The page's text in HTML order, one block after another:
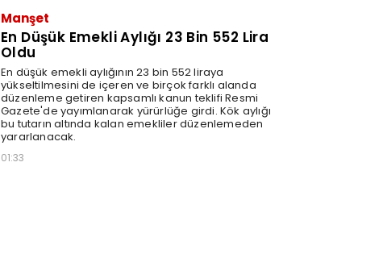
Manşet
En Düşük Emekli Aylığı 23 Bin 552 Lira
Oldu
En düşük emekli aylığının 23 bin 552 liraya
yükseltilmesini de içeren ve birçok farklı alanda
düzenleme getiren kapsamlı kanun teklifi Resmi
Gazete'de yayımlanarak yürürlüğe girdi. Kök aylığı
bu tutarın altında kalan emekliler düzenlemeden
yararlanacak.
01:33